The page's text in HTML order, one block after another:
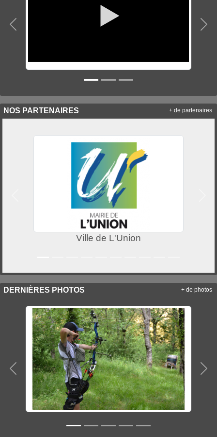
Précedent
NOS PARTENAIRES
Ville de L'Union
+ de partenaires
DERNIÈRES PHOTOS
Précedent
+ de photos